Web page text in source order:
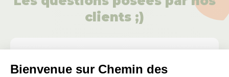
Bienvenue sur Chemin des
clients ;)